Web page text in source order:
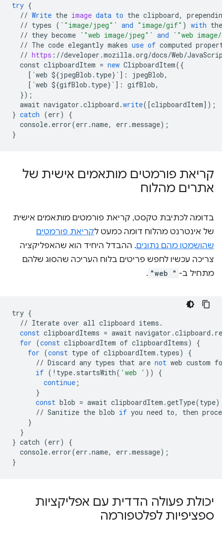
try {
// Write the image data to the clipboard,
// types ( ` "image/jpeg" ` and "image/gif" ) with the
// they become ` "web image/jpeg" ` and ` "web
// The code elegantly makes use of computed
// https : //developer .mozilla.org/docs/Web/
const clipboardItem = new ClipboardItem({
[ `web ${jpegBlob.type}` ] : jpegBlob,
[ `web ${gifBlob.type}` ] : gifBlob,
});
await navigator .clipboard .write( [clipboardItem] );
} catch (err)
{
console. error(err .name, err .message);
}
קריאת פורמטים מותאמים אישית של
אתרים מהלוח
בדומה לכתיבת טקסט, קריאת פורמטים מותאמים אישית
של אינטרנט מהלוח דומה כמעט לקריאת פורמטים
שהושמטו מהם נתונים. ההבדל היחיד הוא שהאפליקציה
צריכה עכשיו לחפש פריטים בלוח העריכה שהסוג שלהם
מתחיל ב- "web "
.
try {
// Iterate over all clipboard items .
const clipboardItems = await navigator .clipboard .
for (const clipboardItem of clipboardItems)
{
for (const type of clipboardItem . types)
{
// Discard any types that are not web custom
if ( ! type. startsWith( 'web ' ))
{
continue ;
}
const blob = await clipboardItem .getType(type
// Sanitize the blob if you need to, then
}
}
} catch (err)
{
console. error(err .name, err .message);
}
יכולת פעולה הדדית עם אפליקציות
ספציפיות לפלטפורמה